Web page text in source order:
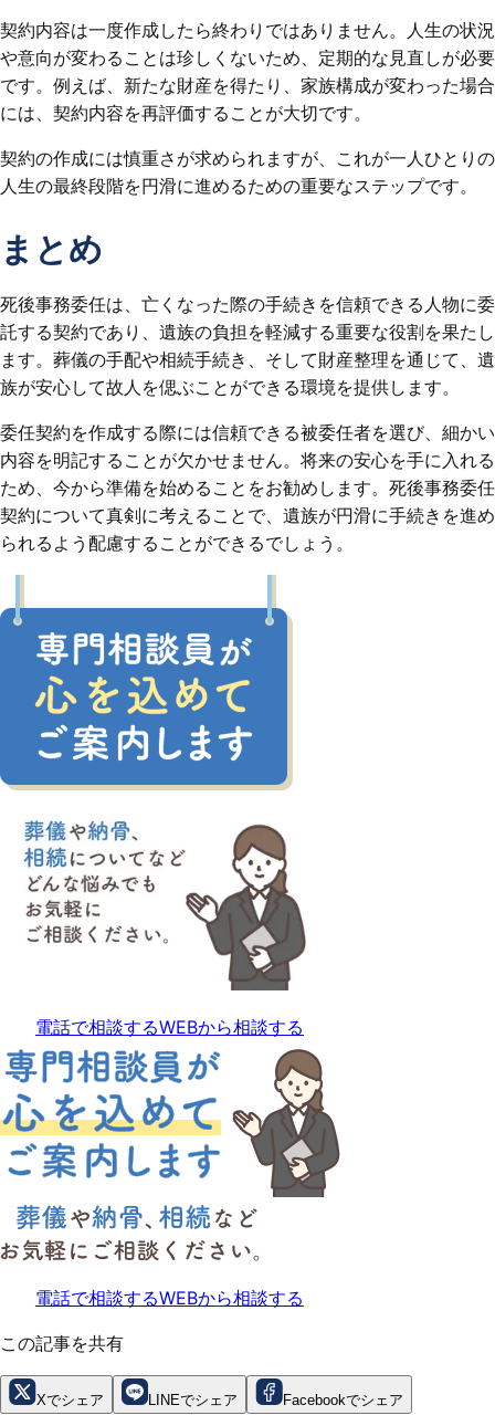
契約内容は一度作成したら終わりではありません。人生の状況
や意向が変わることは珍しくないため、定期的な見直しが必要
です。例えば、新たな財産を得たり、家族構成が変わった場合
には、契約内容を再評価することが大切です。
契約の作成には慎重さが求められますが、これが一人ひとりの
人生の最終段階を円滑に進めるための重要なステップです。
まとめ
死後事務委任は、亡くなった際の手続きを信頼できる人物に委
託する契約であり、遺族の負担を軽減する重要な役割を果たし
ます。葬儀の手配や相続手続き、そして財産整理を通じて、遺
族が安心して故人を偲ぶことができる環境を提供します。
委任契約を作成する際には信頼できる被委任者を選び、細かい
内容を明記することが欠かせません。将来の安心を手に入れる
ため、今から準備を始めることをお勧めします。死後事務委任
契約について真剣に考えることで、遺族が円滑に手続きを進め
られるよう配慮することができるでしょう。
電話で相談するWEBから相談する
電話で相談するWEBから相談する
この記事を共有
Xでシェア LINEでシェア Facebookでシェア